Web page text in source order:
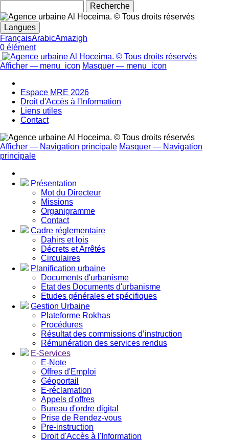
Langues
FrançaisArabicAmazigh
0 élément
Afficher — menu_icon Masquer — menu_icon
Espace MRE 2026
Droit d'Accès à l'Information
Liens utiles
Contact
Navigation
principale
Afficher — Navigation principale Masquer — Navigation
principale
Présentation
Mot du Directeur
Missions
Organigramme
Contact
Cadre réglementaire
Dahirs et lois
Décrets et Arrêtés
Circulaires
Planification urbaine
Documents d'urbanisme
Etat des Documents d'urbanisme
Etudes générales et spécifiques
Gestion Urbaine
Plateforme Rokhas
Procédures
Résultat des commissions d’instruction
Rémunération des services rendus
E-Services
E-Note
Offres d'Emploi
Géoportail
E-réclamation
Appels d'offres
Bureau d'ordre digital
Prise de Rendez-vous
Pre-instruction
Droit d'Accès à l'Information